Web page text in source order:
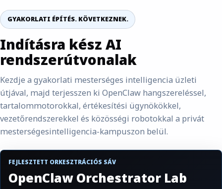
GYAKORLATI ÉPÍTÉS. KÖVETKEZNEK.
Indításra kész AI
rendszerútvonalak
Kezdje a gyakorlati mesterséges intelligencia üzleti
útjával, majd terjesszen ki OpenClaw hangszereléssel,
tartalommotorokkal, értékesítési ügynökökkel,
vezetőrendszerekkel és közösségi robotokkal a privát
mesterségesintelligencia-kampuszon belül.
FEJLESZTETT ORKESZTRÁCIÓS SÁV
OpenClaw Orchestrator Lab